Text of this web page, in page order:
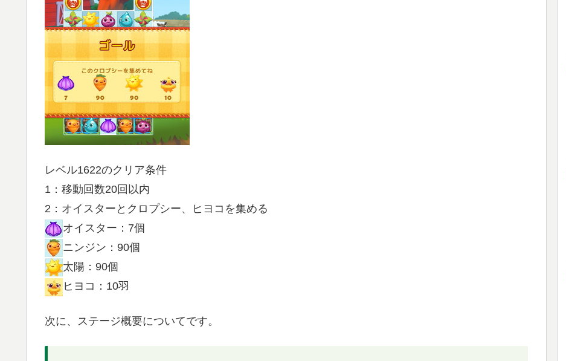
レベル1622のクリア条件
1：移動回数20回以内
2：オイスターとクロプシー、ヒヨコを集める
オイスター：7個
ニンジン：90個
太陽：90個
ヒヨコ：10羽
次に、ステージ概要についてです。